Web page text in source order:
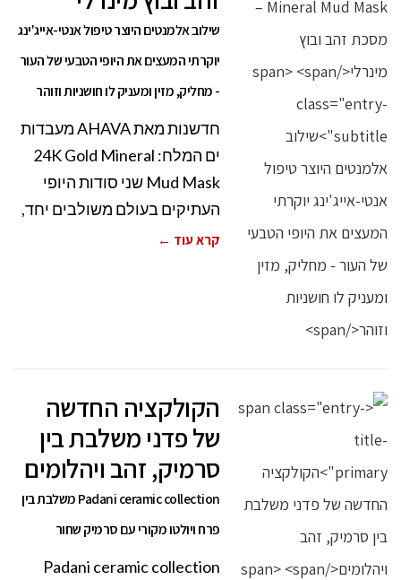
שילוב אלמנטים היוצר טיפול אנטי-אייג'ינג
יוקרתי המעצים את היופי הטבעי של העור
- מחליק, מזין ומעניק לו חושניות וזוהר
חדשנות מאת AHAVA מעבדות
ים המלח: 24K Gold Mineral
Mud Mask שני סודות היופי
העתיקים בעולם משולבים יחד,
קרא עוד ←
הקולקציה החדשה
של פדני משלבת בין
סרמיק, זהב ויהלומים
Padani ceramic collection משלבת בין
פרח ויולטו מקורי עם סרמיק שחור
Padani ceramic collection